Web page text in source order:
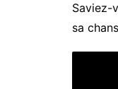
Saviez-
sa